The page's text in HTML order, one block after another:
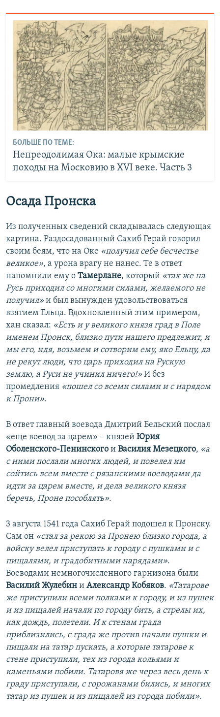
БОЛЬШЕ ПО ТЕМЕ:
Непреодолимая Ока: малые крымские
походы на Московию в XVI веке. Часть 3
Осада Пронска
Из полученных сведений складывалась следующая
картина. Раздосадованный Сахиб Герай говорил
своим беям, что на Оке «получил себе бесчестье
великое», а урона врагу не нанес. Те в ответ
напомнили ему о Тамерлане, который «так же на
Русь приходил со многими силами, желаемого не
получил» и был вынужден удовольствоваться
взятием Ельца. Вдохновленный этим примером,
хан сказал: «Есть и у великого князя град в Поле
именем Пронск, близко пути нашего предлежит, и
мы его, идя, возьмем и сотворим ему, яко Ельцу, да
не рекут люди, что царь приходил на Рускую
землю, а Руси не учинил ничего!» И без
промедления «пошел со всеми силами и с нарядом
к Прони».
В ответ главный воевода Дмитрий Бельский послал
«еще воевод за царем» – князей Юрия
Оболенского-Пенинского и Василия Мезецкого, «а
с ними послали многих людей, и повелел им
сойтись всем вместе с рязанскими воеводами да
идти за царем вместе, и дела великого князя
беречь, Проне пособлять».
3 августа 1541 года Сахиб Герай подошел к Пронску.
Сам он «стал за рекою за Пронею близко города, а
войску велел приступать к городу с пушками и с
пищалями, и градобитными нарядами».
Воеводами немногочисленного гарнизона были
Василий Жулебин и Александр Кобяков. «Татарове
же приступили всеми полками к городу, и из пушек
и из пищалей начали по городу бить, а стрелы их,
как дождь, полетели. И к стенам града
приблизились, с града же против начали пушки и
пищали на татар пускать, а которые татарове к
стене приступили, тех из города кольями и
каменьями побили. Татаровя же через весь день к
граду приступали, с горожанами бились, и многих
татар из пушек и из пищалей из города побили».